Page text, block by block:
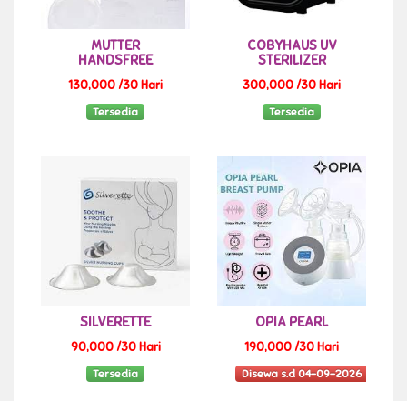
MUTTER
HANDSFREE
130,000 /30 Hari
Tersedia
COBYHAUS UV
STERILIZER
300,000 /30 Hari
Tersedia
SILVERETTE
90,000 /30 Hari
Tersedia
OPIA PEARL
190,000 /30 Hari
Disewa s.d 04-09-2026